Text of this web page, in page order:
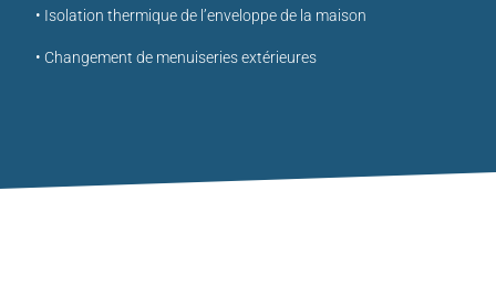
• Isolation thermique de l’enveloppe de la maison
• Changement de menuiseries extérieures